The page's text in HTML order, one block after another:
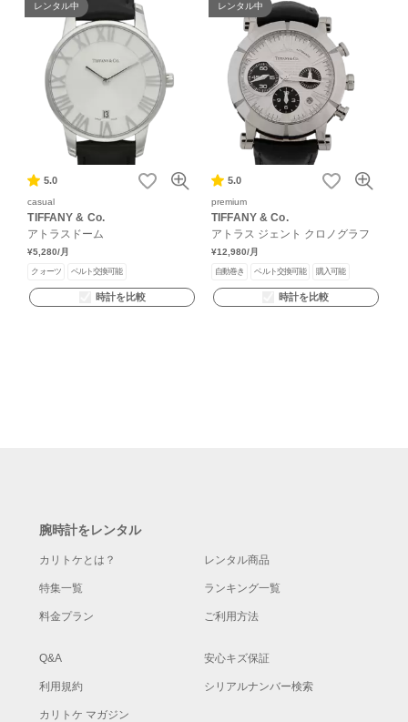
レンタル中
5.0
casual
TIFFANY & Co.
アトラスドーム
¥5,280/月
クォーツ ベルト交換可能
時計を比較
レンタル中
5.0
premium
TIFFANY & Co.
アトラス ジェント クロノグラフ
¥12,980/月
自動巻き ベルト交換可能 購入可能
時計を比較
腕時計をレンタル
カリトケとは？ レンタル商品
特集一覧 ランキング一覧
料金プラン ご利用方法
Q&A 安心キズ保証
利用規約 シリアルナンバー検索
カリトケ マガジン